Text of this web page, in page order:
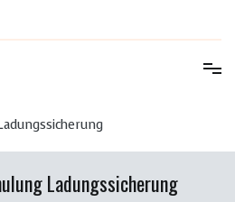
Ladungssicherung